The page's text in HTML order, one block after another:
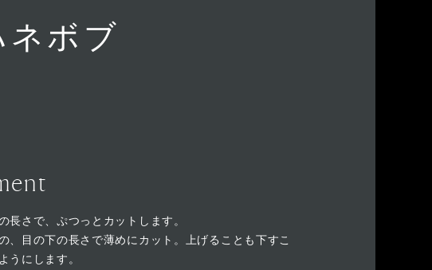
ネボブ
長さで、ぷつっとカットします。
、目の下の長さで薄めにカット。上げることも下すこ
うにします。